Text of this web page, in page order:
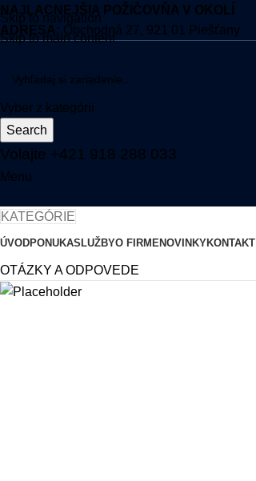
Skip to navigation
Skip to main content
NAJLACNEJŠIA POŽIČOVŇA V OKOLÍ
ADRESA:Obchodná 27, 921 01 Piešťany
Vyber z kategórii
Search
Volajte +421 918 288 033
Menu
KATEGÓRIE
ÚVODPONUKASLUŽBYO FIRMENOVINKYKONTAKT
OTÁZKY A ODPOVEDE